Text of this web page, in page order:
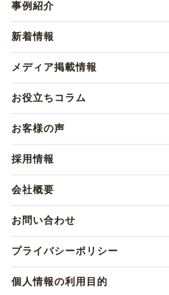
事例紹介
新着情報
メディア掲載情報
お役立ちコラム
お客様の声
採用情報
会社概要
お問い合わせ
プライバシーポリシー
個人情報の利用目的